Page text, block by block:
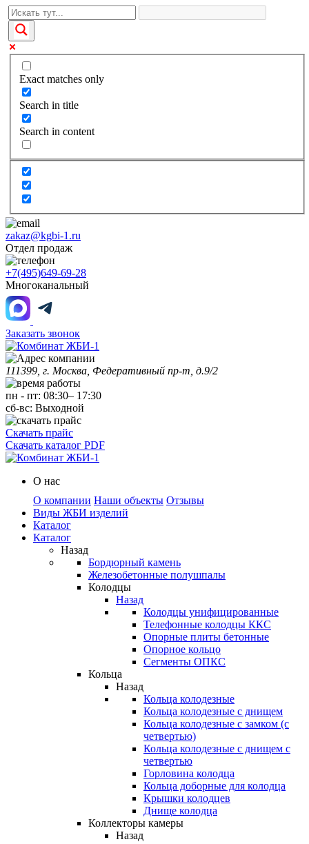
Exact matches only
Search in title
Search in content
zakaz@kgbi-1.ru
Отдел продаж
+7(495)649-69-28
Многоканальный
Заказать звонок
111399, г. Москва, Федеративный пр-т, д.9/2
пн - пт: 08:30– 17:30
сб-вс: Выходной
Скачать прайс
Скачать каталог PDF
О нас
О компании Наши объекты Отзывы
Виды ЖБИ изделий
Каталог
Каталог
Назад
Бордюрный камень
Железобетонные полушпалы
Колодцы
Назад
Колодцы унифицированные
Телефонные колодцы ККС
Опорные плиты бетонные
Опорное кольцо
Сегменты ОПКС
Кольца
Назад
Кольца колодезные
Кольца колодезные с днищем
Кольца колодезные с замком (с
четвертью)
Кольца колодезные с днищем с
четвертью
Горловина колодца
Кольца доборные для колодца
Крышки колодцев
Днище колодца
Коллекторы камеры
Назад